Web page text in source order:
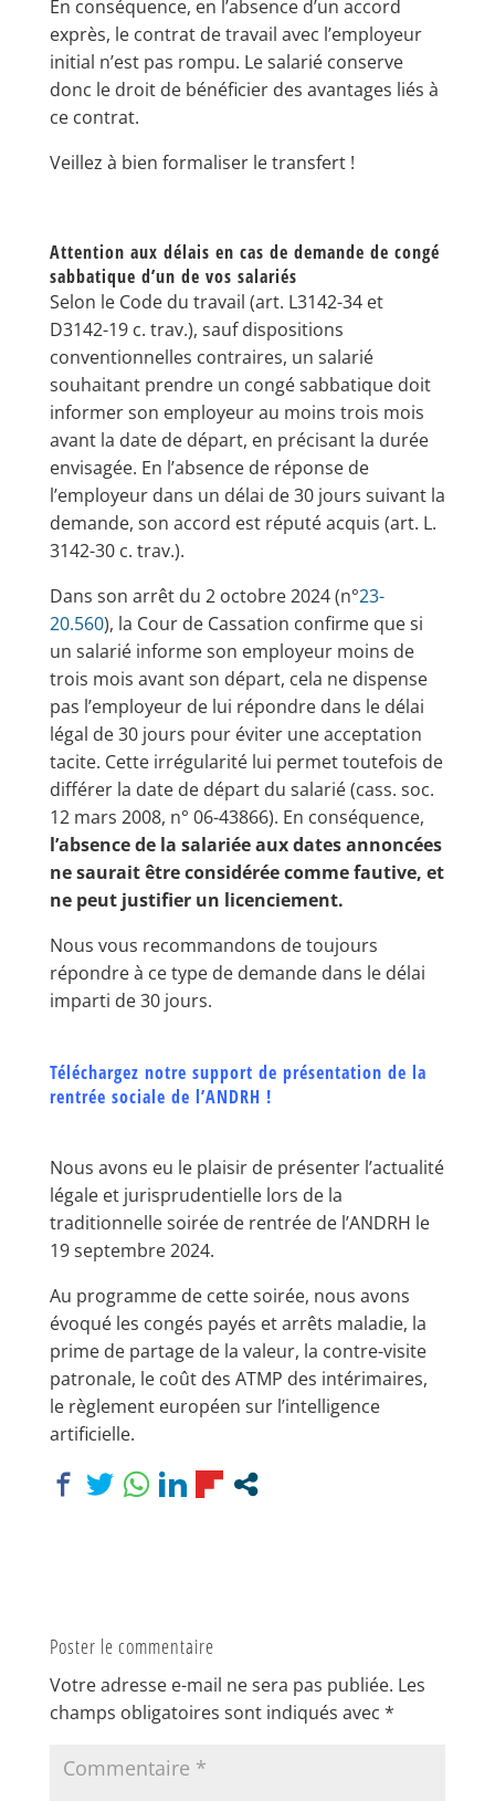
En conséquence, en l’absence d’un accord
exprès, le contrat de travail avec l’employeur
initial n’est pas rompu. Le salarié conserve
donc le droit de bénéficier des avantages liés à
ce contrat.
Veillez à bien formaliser le transfert !
Attention aux délais en cas de demande de congé
sabbatique d’un de vos salariés
Selon le Code du travail (art. L3142-34 et
D3142-19 c. trav.), sauf dispositions
conventionnelles contraires, un salarié
souhaitant prendre un congé sabbatique doit
informer son employeur au moins trois mois
avant la date de départ, en précisant la durée
envisagée. En l’absence de réponse de
l’employeur dans un délai de 30 jours suivant la
demande, son accord est réputé acquis (art. L.
3142-30 c. trav.).
Dans son arrêt du 2 octobre 2024 (n°23-
20.560), la Cour de Cassation confirme que si
un salarié informe son employeur moins de
trois mois avant son départ, cela ne dispense
pas l’employeur de lui répondre dans le délai
légal de 30 jours pour éviter une acceptation
tacite. Cette irrégularité lui permet toutefois de
différer la date de départ du salarié (cass. soc.
12 mars 2008, n° 06-43866). En conséquence,
l’absence de la salariée aux dates annoncées
ne saurait être considérée comme fautive, et
ne peut justifier un licenciement.
Nous vous recommandons de toujours
répondre à ce type de demande dans le délai
imparti de 30 jours.
Téléchargez notre support de présentation de la
rentrée sociale de l’ANDRH !
Nous avons eu le plaisir de présenter l’actualité
légale et jurisprudentielle lors de la
traditionnelle soirée de rentrée de l’ANDRH le
19 septembre 2024.
Au programme de cette soirée, nous avons
évoqué les congés payés et arrêts maladie, la
prime de partage de la valeur, la contre-visite
patronale, le coût des ATMP des intérimaires,
le règlement européen sur l’intelligence
artificielle.
Poster le commentaire
Votre adresse e-mail ne sera pas publiée. Les
champs obligatoires sont indiqués avec *